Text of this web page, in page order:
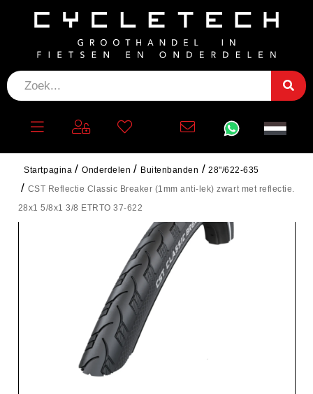
Startpagina Onderdelen Buitenbanden
28"/622-635
CST Reflectie Classic Breaker (1mm anti-lek) zwart met reflectie.
28x1 5/8x1 3/8 ETRTO 37-622